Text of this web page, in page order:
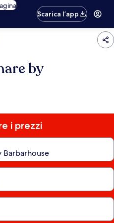
Scarica l’app
by
i prezzi